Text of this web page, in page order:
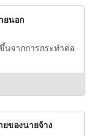
ยนอก
นจากการกระทำต่อ
ของนายจ้าง